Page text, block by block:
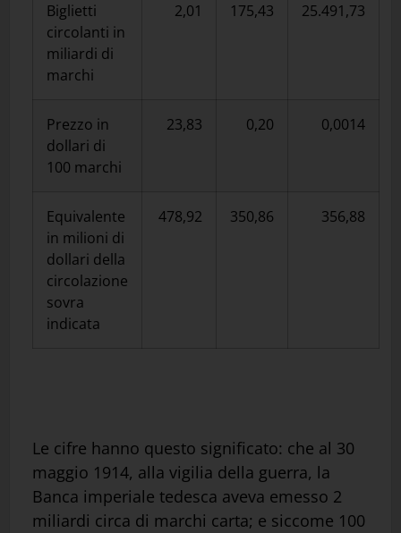
Biglietti
circolanti in
miliardi di
marchi
2,01 175,43 25.491,73
Prezzo in
dollari di
100 marchi
23,83 0,20 0,0014
Equivalente
in milioni di
dollari della
circolazione
sovra
indicata
478,92 350,86 356,88
Le cifre hanno questo significato: che al 30
maggio 1914, alla vigilia della guerra, la
Banca imperiale tedesca aveva emesso 2
miliardi circa di marchi carta; e siccome 100